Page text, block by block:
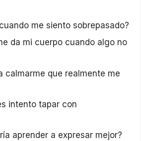
me siento sobrepasado?
da mi cuerpo cuando algo no
calmarme que realmente me
intento tapar con
aprender a expresar mejor?